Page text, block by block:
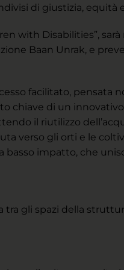
di giustizia, equità
with Disabilities”,
Baan Unrak, e
facilitato, pensata
chiave di un
il riutilizzo
verso gli orti e le
impatto, che
gli spazi della